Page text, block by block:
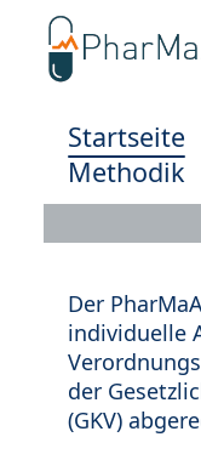
Startseite
Methodik
Der
individuelle
der
(GKV)